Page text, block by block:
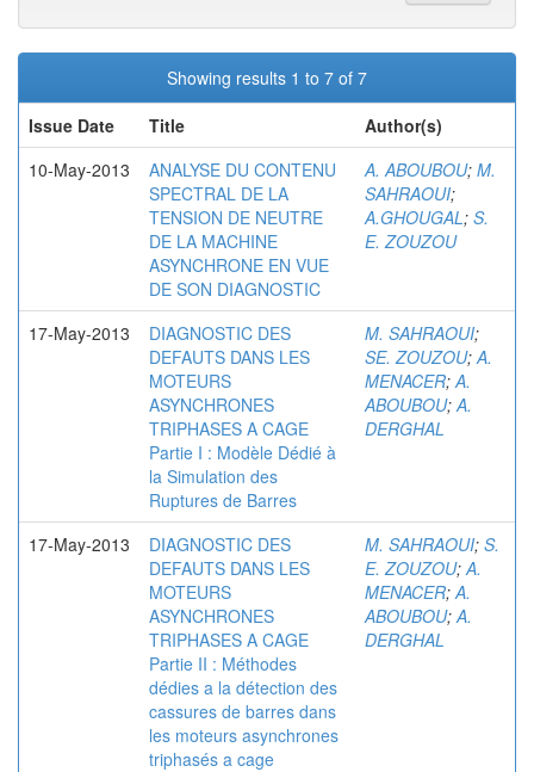
Showing results 1 to 7 of 7
Issue Date
Title
Author(s)
10-May-2013
ANALYSE DU CONTENU
SPECTRAL DE LA
TENSION DE NEUTRE
DE LA MACHINE
ASYNCHRONE EN VUE
DE SON DIAGNOSTIC
A. ABOUBOU; M.
SAHRAOUI;
A.GHOUGAL; S.
E. ZOUZOU
17-May-2013
DIAGNOSTIC DES
DEFAUTS DANS LES
MOTEURS
ASYNCHRONES
TRIPHASES A CAGE
Partie I : Modèle Dédié à
la Simulation des
Ruptures de Barres
M. SAHRAOUI;
SE. ZOUZOU;A.
MENACER;A.
ABOUBOU;A.
DERGHAL
17-May-2013
DIAGNOSTIC DES
DEFAUTS DANS LES
MOTEURS
ASYNCHRONES
TRIPHASES A CAGE
Partie II : Méthodes
dédies a la détection des
cassures de barres dans
les moteurs asynchrones
triphasés a cage
M. SAHRAOUI; S.
E. ZOUZOU;A.
MENACER;A.
ABOUBOU;A.
DERGHAL